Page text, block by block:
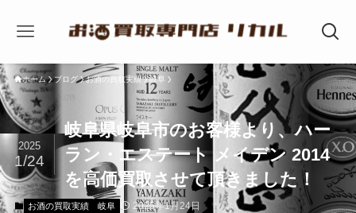
ホーム ブログ お酒の買取実績 岐阜
岐阜県岐阜市のお客様より、ハー
ラン・エステート メイデン 2014
を高価買取させて頂きました！
2025
1/24
お酒の買取実績 岐阜 2025年1月24日